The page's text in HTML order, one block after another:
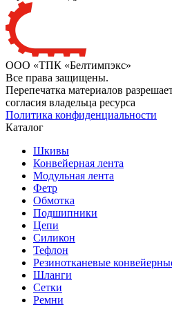
ООО «ТПК «Белтимпэкс»
Все права защищены.
Перепечатка материалов
согласия владельца ресурса
Политика конфиденциальности
Каталог
Шкивы
Конвейерная лента
Модульная лента
Фетр
Обмотка
Подшипники
Цепи
Силикон
Тефлон
Резинотканевые
Шланги
Сетки
Ремни